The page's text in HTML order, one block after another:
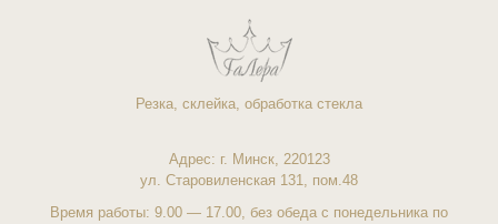
Резка, склейка, обработка стекла
Адрес: г. Минск, 220123
ул. Старовиленская 131, пом.48
Время работы: 9.00 — 17.00, без обеда с понедельника по